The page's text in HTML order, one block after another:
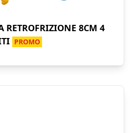
RETROFRIZIONE 8CM 4
PROMO